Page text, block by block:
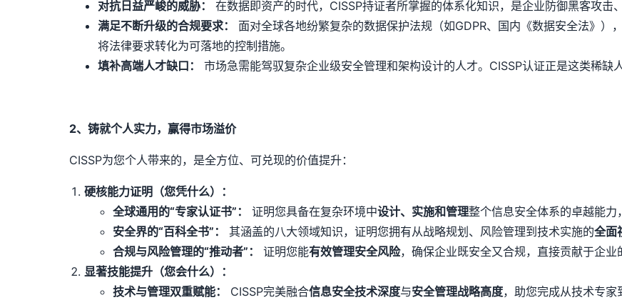
对抗日益严峻的威胁：
在数据即资产的时代，CISSP持证者所掌握的体系化知识，是企业防御黑客攻击
满足不断升级的合规要求：
面对全球各地纷繁复杂的数据保护法规（如GDPR、国内《数据安全法》）
将法律要求转化为可落地的控制措施。
填补高端人才缺口：
市场急需能驾驭复杂企业级安全管理和架构设计的人才。CISSP认证正是这类稀缺
2、铸就个人实力，赢得市场溢价
CISSP为您个人带来的，是全方位、可兑现的价值提升：
硬核能力证明（您凭什么）：
全球通用的“专家认证书”：
证明您具备在复杂环境中设计、实施和管理整个信息安全体系的卓越能力
安全界的“百科全书”：
其涵盖的八大领域知识，证明您拥有从战略规划、风险管理到技术实施的全面
合规与风险管理的“推动者”：
证明您能有效管理安全风险，确保企业既安全又合规，直接贡献于企业
显著技能提升（您会什么）：
技术与管理双重赋能：
CISSP完美融合信息安全技术深度与安全管理战略高度，助您完成从技术专家